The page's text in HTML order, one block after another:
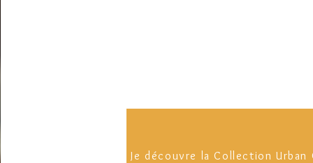
Je découvre la Collection Urban